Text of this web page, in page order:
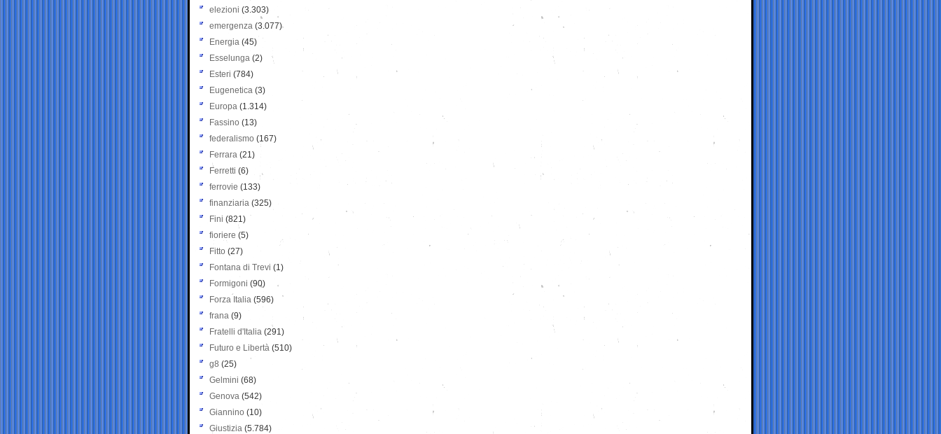
elezioni (3.303)
emergenza (3.077)
Energia (45)
Esselunga (2)
Esteri (784)
Eugenetica (3)
Europa (1.314)
Fassino (13)
federalismo (167)
Ferrara (21)
Ferretti (6)
ferrovie (133)
finanziaria (325)
Fini (821)
fioriere (5)
Fitto (27)
Fontana di Trevi (1)
Formigoni (90)
Forza Italia (596)
frana (9)
Fratelli d'Italia (291)
Futuro e Libertà (510)
g8 (25)
Gelmini (68)
Genova (542)
Giannino (10)
Giustizia (5.784)